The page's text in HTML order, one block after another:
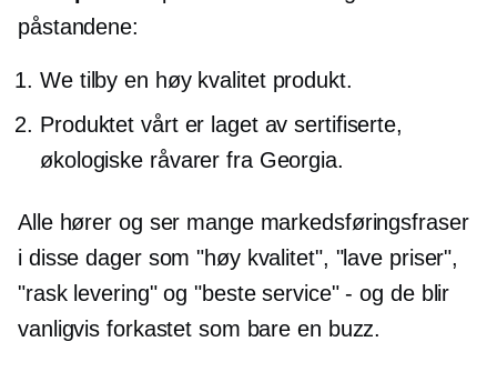
påstandene:
We tilby en høy kvalitetprodukt.
Produktet vårt er laget av sertifiserte,
økologiske råvarer fra Georgia.
Alle hører og ser mange markedsføringsfraser
i disse dager som "høy kvalitet", "lave priser",
"rask levering" og "beste service" - og de blir
vanligvis forkastet som bare en buzz.